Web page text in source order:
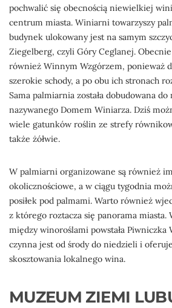
pochwalić się obecnością niewielkiej
centrum miasta. Winiarni towarzyszy
budynek ulokowany jest na samym
Ziegelberg, czyli Góry Ceglanej.
również Winnym Wzgórzem, ponieważ
szerokie schody, a po obu ich stronach
Sama palmiarnia została dobudowana
nazywanego Domem Winiarza. Dziś
wiele gatunków roślin ze strefy
także żółwie.
W palmiarni organizowane są również
okolicznościowe, a w ciągu tygodnia
posiłek pod palmami. Warto również
z którego roztacza się panorama miasta.
między winoroślami powstała Piwniczka
czynna jest od środy do niedzieli i
skosztowania lokalnego wina.
MUZEUM ZIEMI